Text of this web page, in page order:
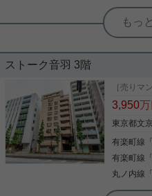
実用春日ホーム 富坂サテライト
山手線
の物件に
お住まいいただ
ーションも完成予定
ご連絡く
写真(9)
ストーク音羽 3階
［売りマ
3,950万
東京都文
有楽町線
有楽町線
丸ノ内線